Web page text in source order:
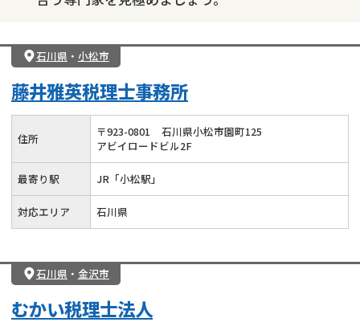
石川県 ・ 小松市
藤井雅英税理士事務所
住所 〒923-0801
石川県小松市園町125
アビイロードビル2F
最寄り駅 JR「小松駅」
対応エリア 石川県
石川県 ・ 金沢市
むかい税理士法人